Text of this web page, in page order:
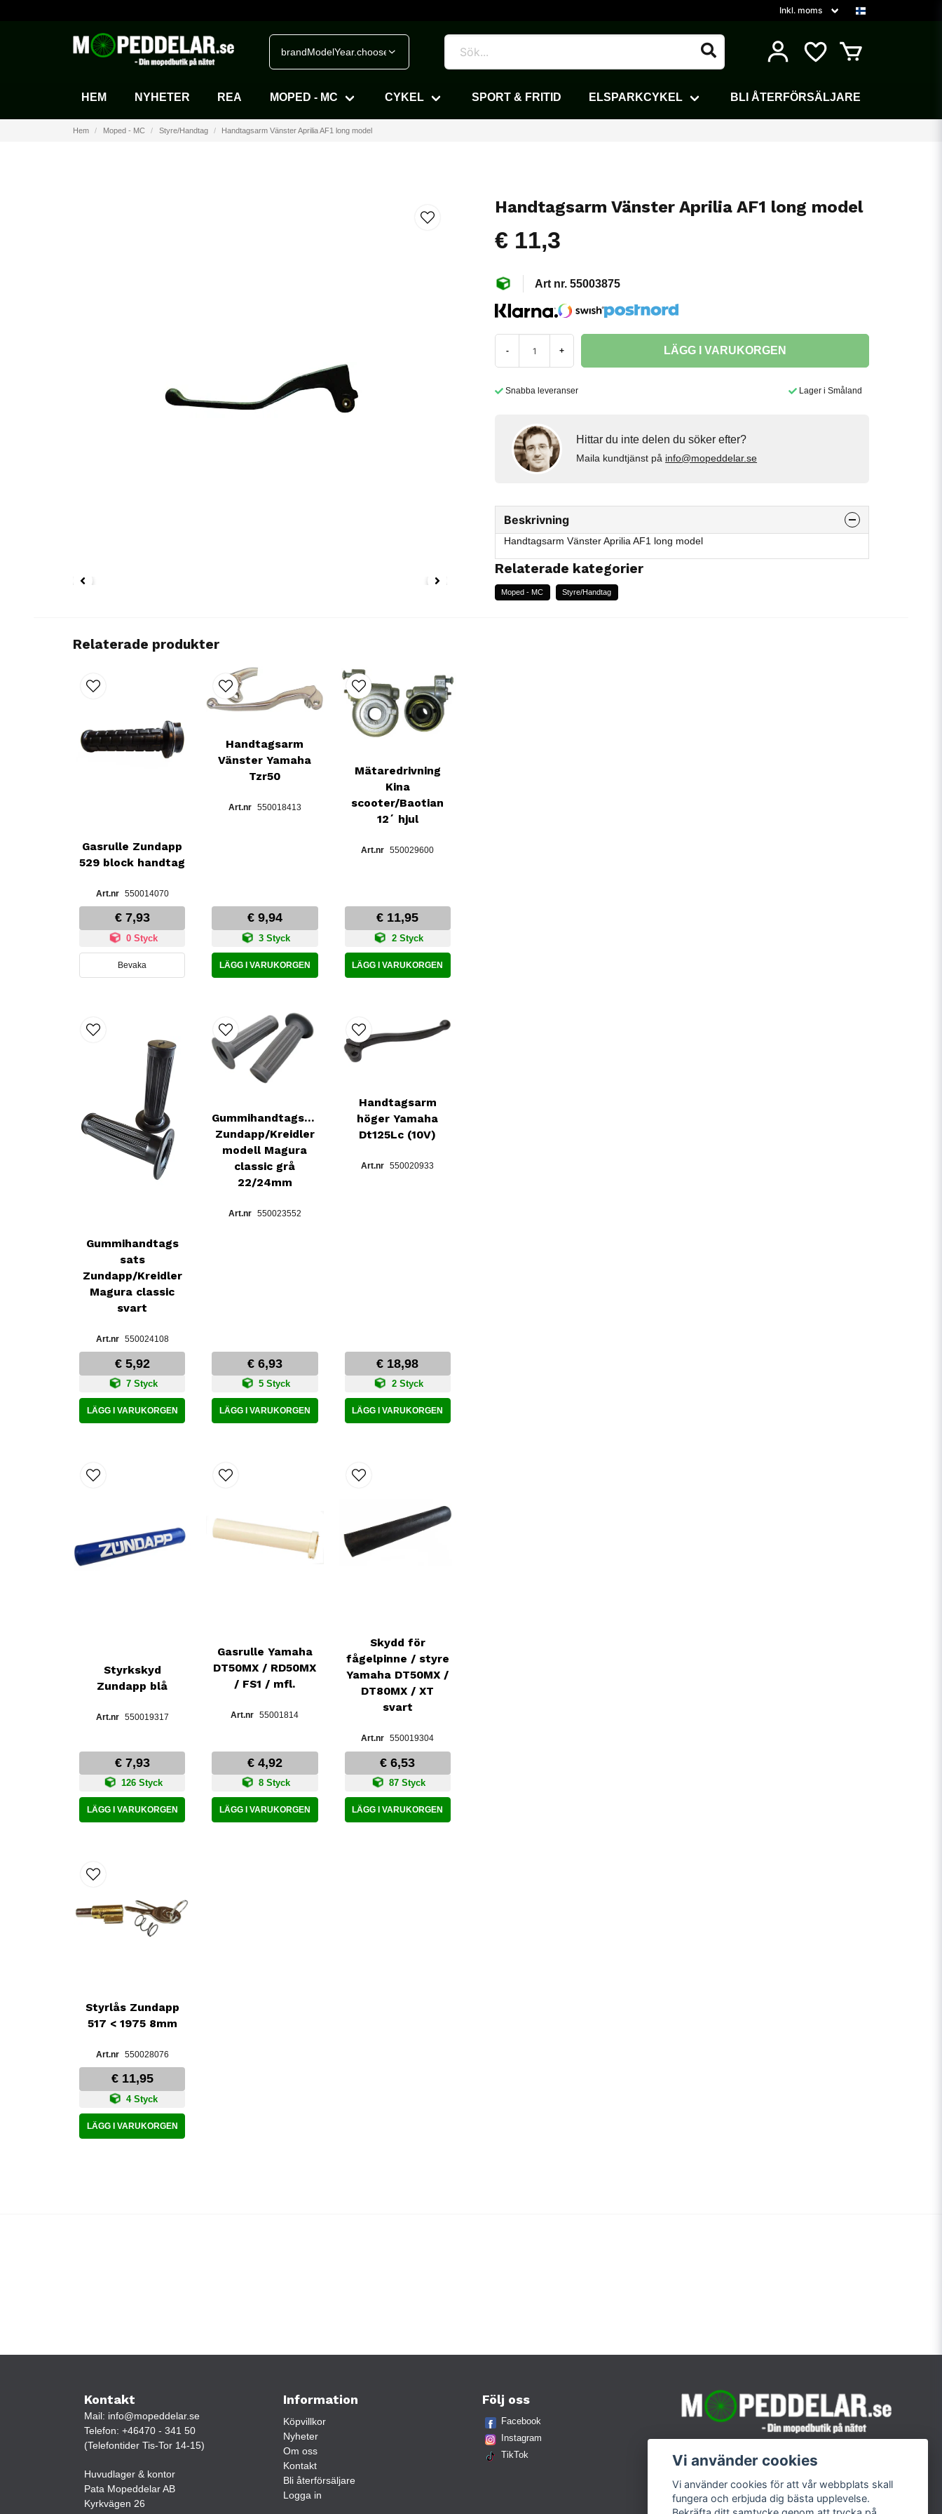
brandModelYear.chooseVehicle
HEM NYHETER REA MOPED - MC CYKEL SPORT & FRITID ELSPARKCYKEL BLI ÅTERFÖRSÄLJARE
Hem Moped - MC Styre/Handtag Handtagsarm Vänster Aprilia AF1 long model
Handtagsarm Vänster Aprilia AF1 long model
€ 11,3
55003875
- + LÄGG I VARUKORGEN
Snabba leveranser Lager i Småland
Hittar du inte delen du söker efter?
Maila kundtjänst på info@mopeddelar.se
Beskrivning
Handtagsarm Vänster Aprilia AF1 long model
Relaterade kategorier
Moped - MC Styre/Handtag
Relaterade produkter
Gasrulle Zundapp
529 block handtag
550014070
€ 7,93
0 Styck
Bevaka
Handtagsarm
Vänster Yamaha
Tzr50
550018413
€ 9,94
3 Styck
LÄGG I VARUKORGEN
Mätaredrivning
Kina
scooter/Baotian
12´ hjul
550029600
€ 11,95
2 Styck
LÄGG I VARUKORGEN
Gummihandtags
sats
Zundapp/Kreidler
Magura classic
svart
550024108
€ 5,92
7 Styck
LÄGG I VARUKORGEN
Gummihandtagssats
Zundapp/Kreidler
modell Magura
classic grå
22/24mm
550023552
€ 6,93
5 Styck
LÄGG I VARUKORGEN
Handtagsarm
höger Yamaha
Dt125Lc (10V)
550020933
€ 18,98
2 Styck
LÄGG I VARUKORGEN
Styrkskyd
Zundapp blå
550019317
€ 7,93
126 Styck
LÄGG I VARUKORGEN
Gasrulle Yamaha
DT50MX / RD50MX
/ FS1 / mfl.
55001814
€ 4,92
8 Styck
LÄGG I VARUKORGEN
Skydd för
fågelpinne / styre
Yamaha DT50MX /
DT80MX / XT
svart
550019304
€ 6,53
87 Styck
LÄGG I VARUKORGEN
Styrlås Zundapp
517 < 1975 8mm
550028076
€ 11,95
4 Styck
LÄGG I VARUKORGEN
Kontakt
Mail: info@mopeddelar.se
Telefon: +46470 - 341 50
(Telefontider Tis-Tor 14-15)
Huvudlager & kontor
Pata Mopeddelar AB
Kyrkvägen 26
Information
Köpvillkor
Nyheter
Om oss
Kontakt
Bli återförsäljare
Logga in
Följ oss
Facebook
Instagram
TikTok
Vi använder cookies
Vi använder cookies för att vår webbplats skall
fungera och erbjuda dig bästa upplevelse.